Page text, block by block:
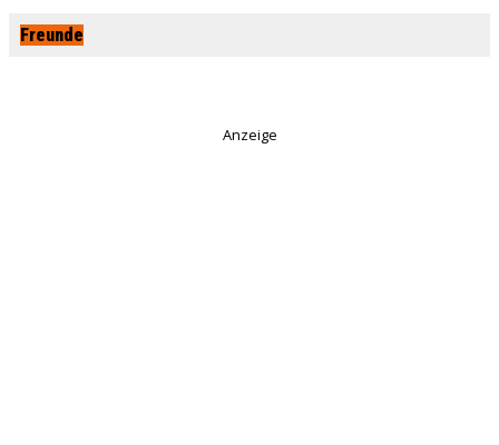
Freunde
Anzeige